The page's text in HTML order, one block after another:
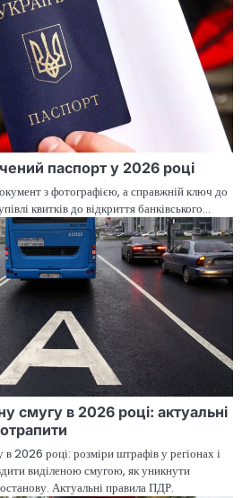
паспорт у 2026 році
з фотографією, а справжній ключ до
квитків до відкриття банківського…
смугу в 2026 році: актуальні
2026 році: розміри штрафів у регіонах і
виділеною смугою, як уникнути
Актуальні правила ПДР.